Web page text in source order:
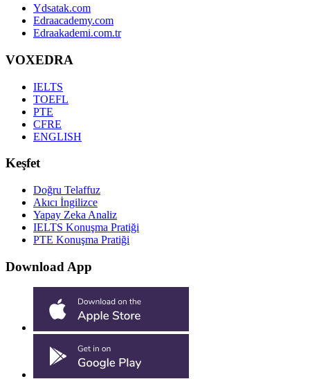
Ydsatak.com
Edraacademy.com
Edraakademi.com.tr
VOXEDRA
IELTS
TOEFL
PTE
CFRE
ENGLISH
Keşfet
Doğru Telaffuz
Akıcı İngilizce
Yapay Zeka Analiz
IELTS Konuşma Pratiği
PTE Konuşma Pratiği
Download App